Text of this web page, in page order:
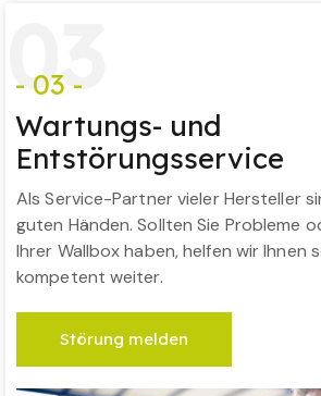
03
- 03 -
Wartungs- und
Entstörungsservice
Als Service-Partner vieler Hersteller
guten Händen. Sollten Sie Probleme
Ihrer Wallbox haben, helfen wir Ihnen
kompetent weiter.
Störung melden